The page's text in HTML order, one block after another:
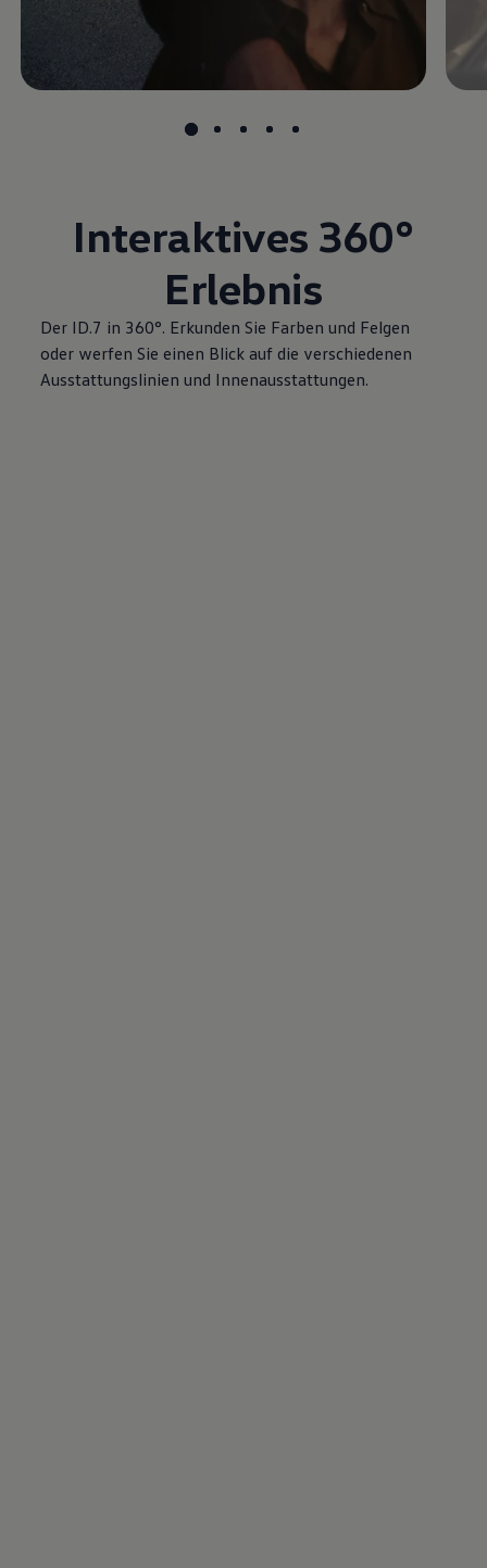
Interaktives 360°
Erlebnis
Der ID.7 in 360°. Erkunden Sie Farben und Felgen
oder werfen Sie einen Blick auf die verschiedenen
Ausstattungslinien und Innenausstattungen.